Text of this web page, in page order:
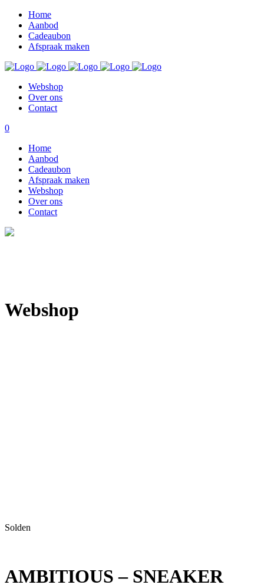
Home
Aanbod
Cadeaubon
Afspraak maken
Webshop
Over ons
Contact
0
Home
Aanbod
Cadeaubon
Afspraak maken
Webshop
Over ons
Contact
Webshop
Solden
AMBITIOUS – SNEAKER